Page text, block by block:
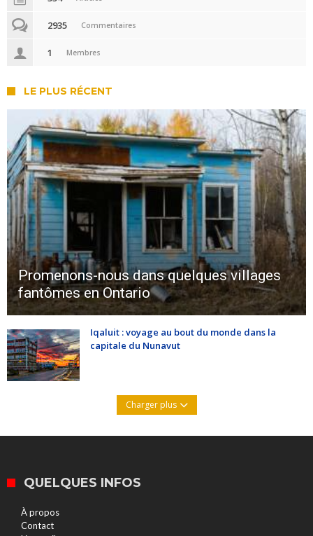
2935 Commentaires
1 Membres
LE PLUS RÉCENT
Promenons-nous dans quelques villages
fantômes en Ontario
Iqaluit : voyage au bout du monde dans la
capitale du Nunavut
Charger plus
QUELQUES INFOS
À propos
Contact